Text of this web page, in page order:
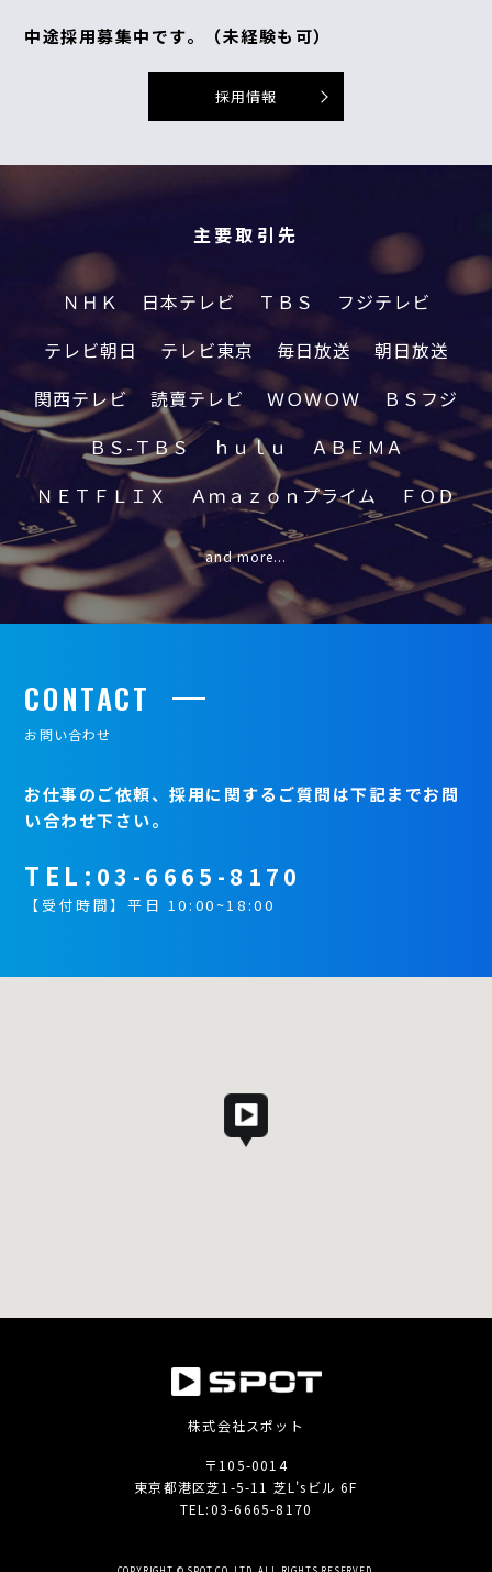
中途採用募集中です。（未経験も可）
採用情報
主要取引先
ＮＨＫ 日本テレビ ＴＢＳ
フジテレビ
テレビ朝日
テレビ東京 毎日放送
朝日放送
関西テレビ
読賣テレビ ＷＯＷＯＷ
ＢＳフジ
ＢＳ-ＴＢＳ
ｈｕｌｕ
ＡＢＥＭＡ
ＮＥＴＦＬＩＸ
Ａｍａｚｏｎプライム ＦＯＤ
and more...
CONTACT
お問い合わせ
お仕事のご依頼、採用に関するご質問は下記までお問
い合わせ下さい。
TEL: 03-6665-8170
【受付時間】平日 10:00~18:00
株式会社スポット
〒105-0014
東京都港区芝1-5-11 芝L'sビル 6F
TEL:03-6665-8170